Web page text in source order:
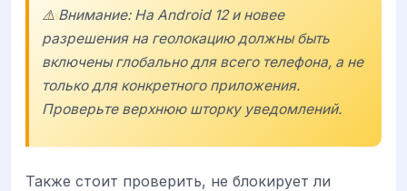
⚠️ Внимание: На Android 12 и новее
разрешения на геолокацию должны быть
включены глобально для всего телефона, а не
только для конкретного приложения.
Проверьте верхнюю шторку уведомлений.
Также стоит проверить, не блокирует ли